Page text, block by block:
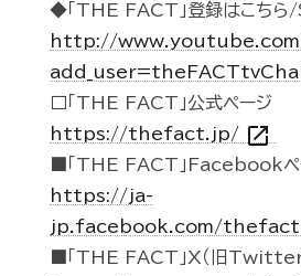
◆「THE FACT」登録はこち
http://
□「THE FACT」公式ページ
https://thefact.jp/ open_in_new
■「THE FACT」Facebookペ
https://ja-
jp.facebook.com/
■「THE FACT」X（旧Twitter